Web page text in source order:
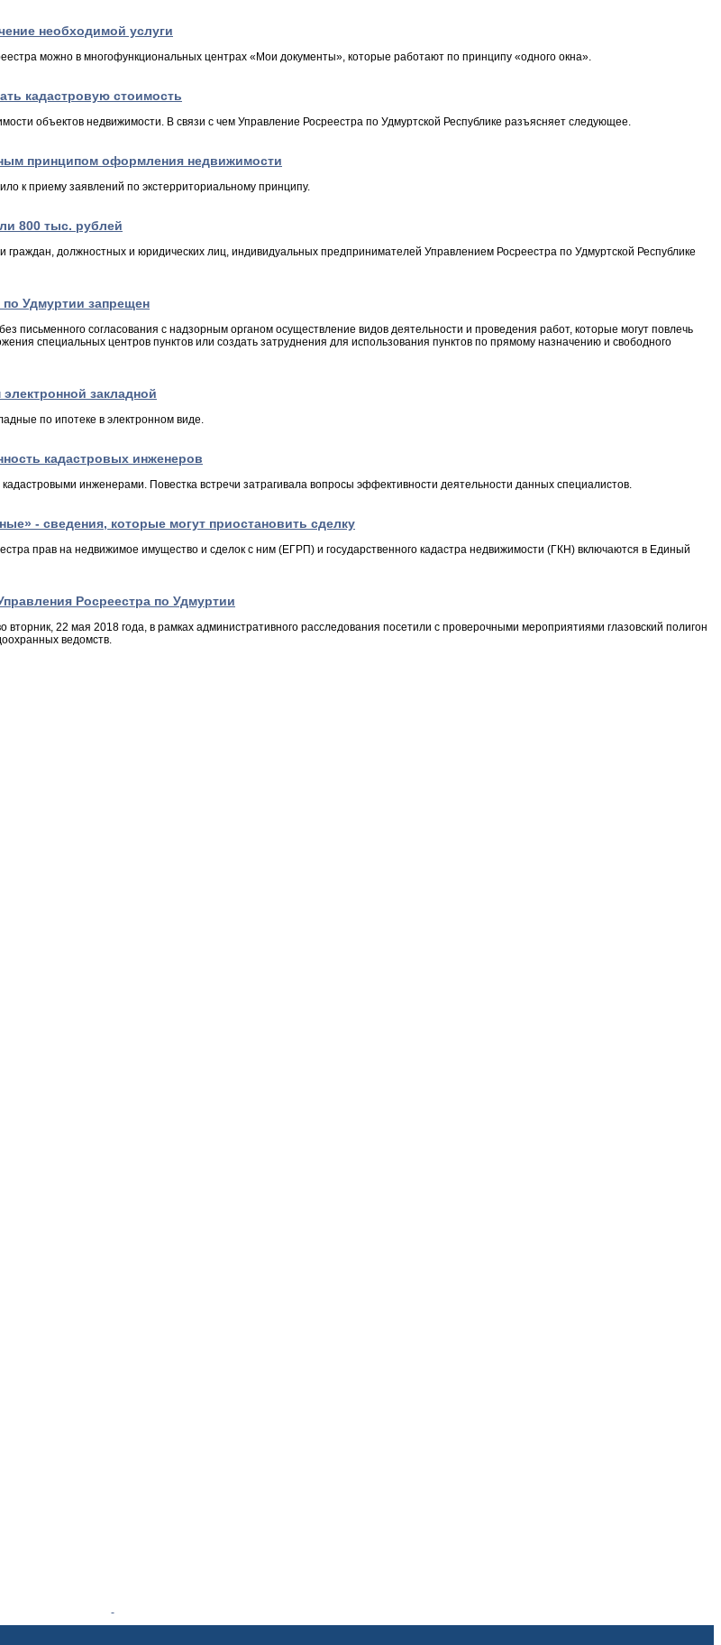
необходимой услуги
можно в многофункциональных центрах «Мои документы», которые работают по принципу «одного окна».
кадастровую стоимость
объектов недвижимости. В связи с чем Управление Росреестра по Удмуртской Республике разъясняет следующее.
принципом оформления недвижимости
к приему заявлений по экстерриториальному принципу.
800 тыс. рублей
должностных и юридических лиц, индивидуальных предпринимателей Управлением Росреестра по Удмуртской Республике
по Удмуртии запрещен
письменного согласования с надзорным органом осуществление видов деятельности и проведения работ, которые могут повлечь
специальных центров пунктов или создать затруднения для использования пунктов по прямому назначению и свободного
закладной
по ипотеке в электронном виде.
кадастровых инженеров
инженерами. Повестка встречи затрагивала вопросы эффективности деятельности данных специалистов.
- сведения, которые могут приостановить сделку
прав на недвижимое имущество и сделок с ним (ЕГРП) и государственного кадастра недвижимости (ГКН) включаются в Единый
Росреестра по Удмуртии
22 мая 2018 года, в рамках административного расследования посетили с проверочными мероприятиями глазовский полигон
ведомств.